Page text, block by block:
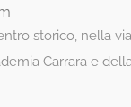
storico, nella
Carrara e